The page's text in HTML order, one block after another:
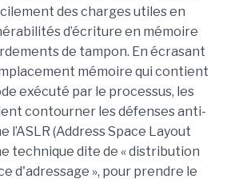
des charges utiles en
d’écriture en mémoire
de tampon. En écrasant
mémoire qui contient
exécuté par le processus, les
contourner les défenses anti-
(Address Space Layout
technique dite de « distribution
d'adressage », pour prendre le